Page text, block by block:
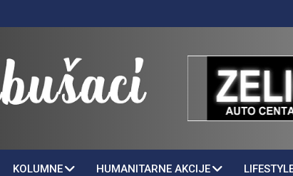
KOLUMNE HUMANITARNE AKCIJE